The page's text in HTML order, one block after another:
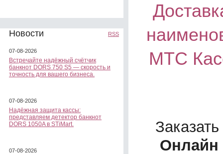
Новости RSS
07-08-2026
Встречайте надёжный счётчик
банкнот DORS 750 S5 — скорость и
точность для вашего бизнеса.
07-08-2026
Надёжная защита кассы:
представляем детектор банкнот
DORS 1050A в STiMart.
07-08-2026
МТС
Онлайн